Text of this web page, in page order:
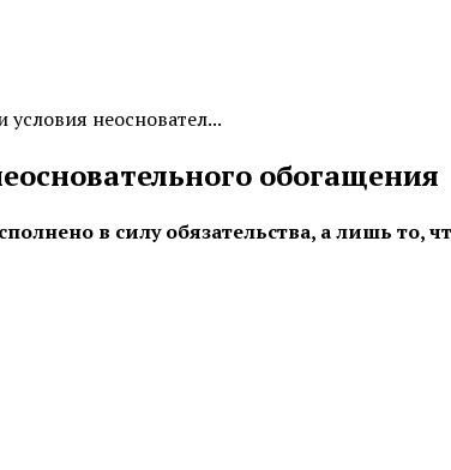
неосновател...
обогащения
в силу обязательства, а лишь то,